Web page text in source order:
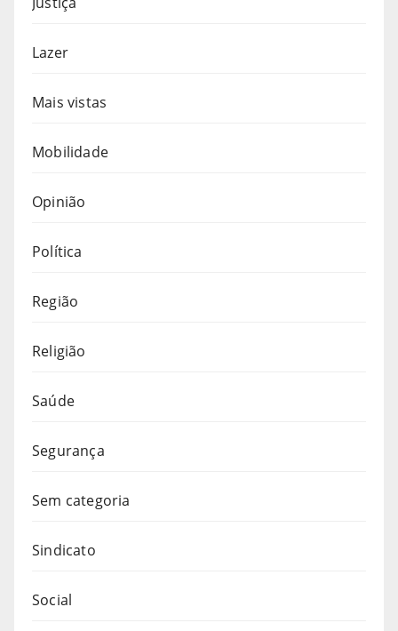
Lazer
Mais vistas
Mobilidade
Opinião
Política
Região
Religião
Saúde
Segurança
Sem categoria
Sindicato
Social